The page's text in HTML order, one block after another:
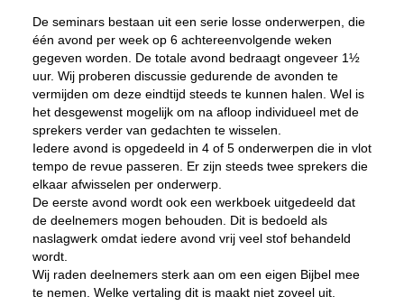
De seminars bestaan uit een serie losse onderwerpen, die
één avond per week op 6 achtereenvolgende weken
gegeven worden. De totale avond bedraagt ongeveer 1½
uur. Wij proberen discussie gedurende de avonden te
vermijden om deze eindtijd steeds te kunnen halen. Wel is
het desgewenst mogelijk om na afloop individueel met de
sprekers verder van gedachten te wisselen.
Iedere avond is opgedeeld in 4 of 5 onderwerpen die in vlot
tempo de revue passeren. Er zijn steeds twee sprekers die
elkaar afwisselen per onderwerp.
De eerste avond wordt ook een werkboek uitgedeeld dat
de deelnemers mogen behouden. Dit is bedoeld als
naslagwerk omdat iedere avond vrij veel stof behandeld
wordt.
Wij raden deelnemers sterk aan om een eigen Bijbel mee
te nemen. Welke vertaling dit is maakt niet zoveel uit.